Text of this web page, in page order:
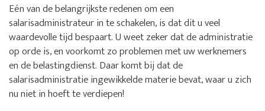
Eén van de belangrijkste redenen om een
salarisadministrateur in te schakelen, is dat dit u veel
waardevolle tijd bespaart. U weet zeker dat de administratie
op orde is, en voorkomt zo problemen met uw werknemers
en de belastingdienst. Daar komt bij dat de
salarisadministratie ingewikkelde materie bevat, waar u zich
nu niet in hoeft te verdiepen!